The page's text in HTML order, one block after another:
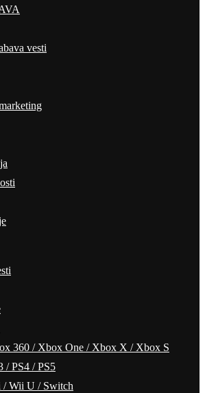
vesti
360 / Xbox One / Xbox X / Xbox S
/ PS4 / PS5
/ Wii U / Switch